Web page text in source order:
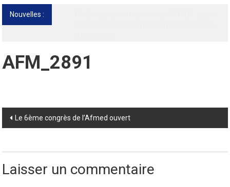
Nouvelles :
AFM_2891
Post
Le 6ème congrès de l’Afmed ouvert
Laisser un commentaire